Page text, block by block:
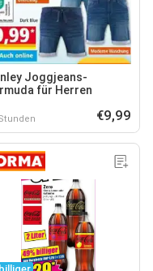
Joggjeans-
für Herren
€9,99